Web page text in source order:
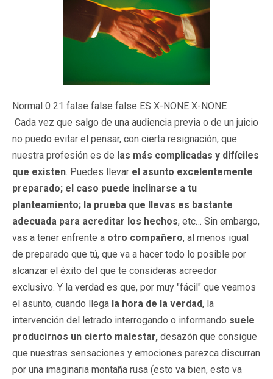
Normal 0 21 false false false ES X-NONE X-NONE
Cada vez que salgo de una audiencia previa o de un juicio
no puedo evitar el pensar, con cierta resignación, que
nuestra profesión es de las más complicadas y difíciles
que existen. Puedes llevar el asunto excelentemente
preparado; el caso puede inclinarse a tu
planteamiento; la prueba que llevas es bastante
adecuada para acreditar los hechos, etc… Sin embargo,
vas a tener enfrente a otro compañero, al menos igual
de preparado que tú, que va a hacer todo lo posible por
alcanzar el éxito del que te consideras acreedor
exclusivo. Y la verdad es que, por muy "fácil" que veamos
el asunto, cuando llega la hora de la verdad, la
intervención del letrado interrogando o informando suele
producirnos un cierto malestar, desazón que consigue
que nuestras sensaciones y emociones parezca discurran
por una imaginaria montaña rusa (esto va bien, esto va